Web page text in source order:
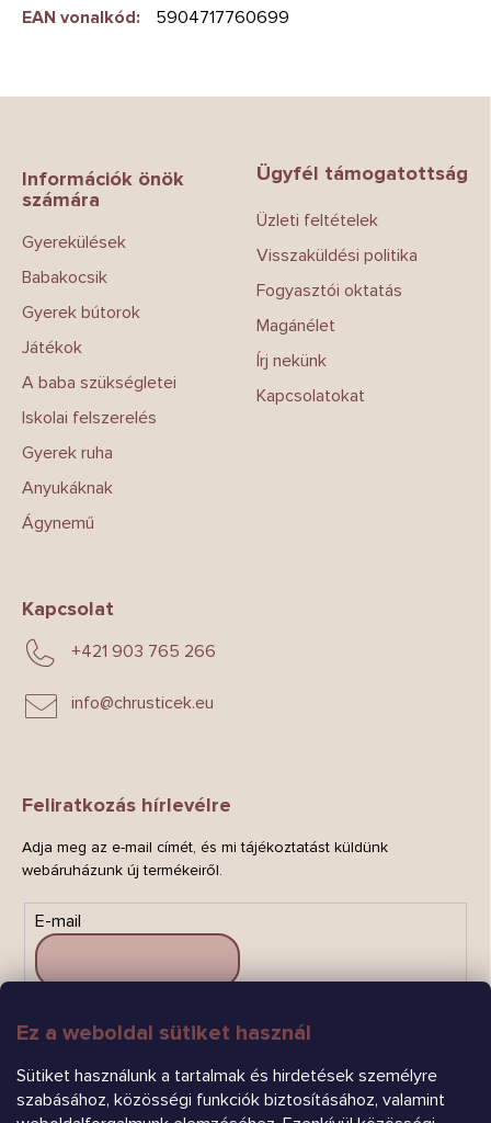
Ez a weboldal sütiket használ
Sütiket használunk a tartalmak és hirdetések személyre
szabásához, közösségi funkciók biztosításához, valamint
EAN vonalkód: 5904717760699
Információk önök
számára
Gyerekülések
Babakocsik
Gyerek bútorok
Játékok
A baba szükségletei
Iskolai felszerelés
Gyerek ruha
Anyukáknak
Ágynemű
Ügyfél támogatottság
Üzleti feltételek
Visszaküldési politika
Fogyasztói oktatás
Magánélet
Írj nekünk
Kapcsolatokat
Kapcsolat
info@chrusticek.eu
+421 903 765 266
Feliratkozás hírlevélre
Adja meg az e-mail címét, és mi tájékoztatást küldünk
webáruházunk új termékeiről.
E-mail
FELIRATKOZÁS